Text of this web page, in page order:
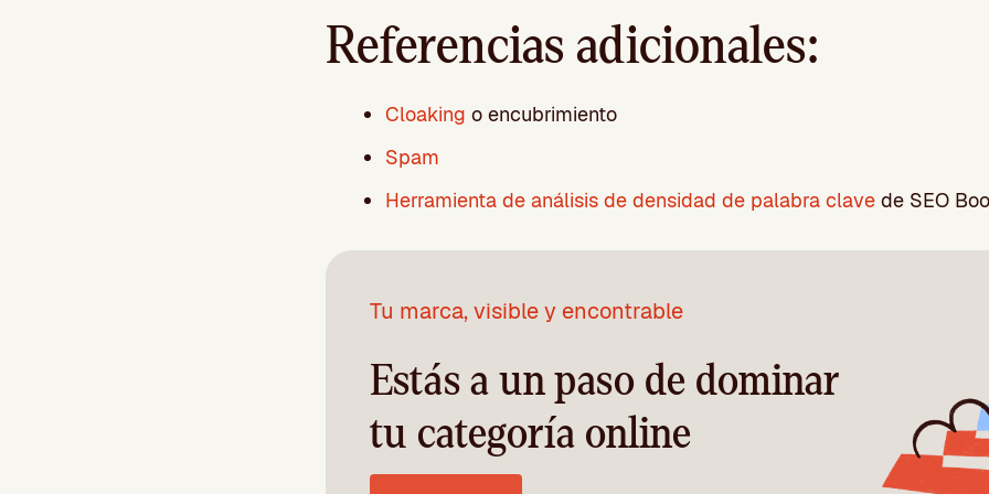
Referencias adicionales:
Cloaking o encubrimiento
Spam
Herramienta de análisis de densidad de palabra clave de SEO
Tu marca, visible y encontrable
Estás a un paso de dominar
tu categoría online